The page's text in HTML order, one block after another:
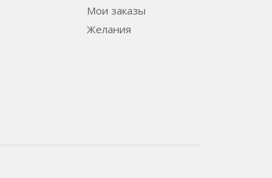
Мои заказы
Желания